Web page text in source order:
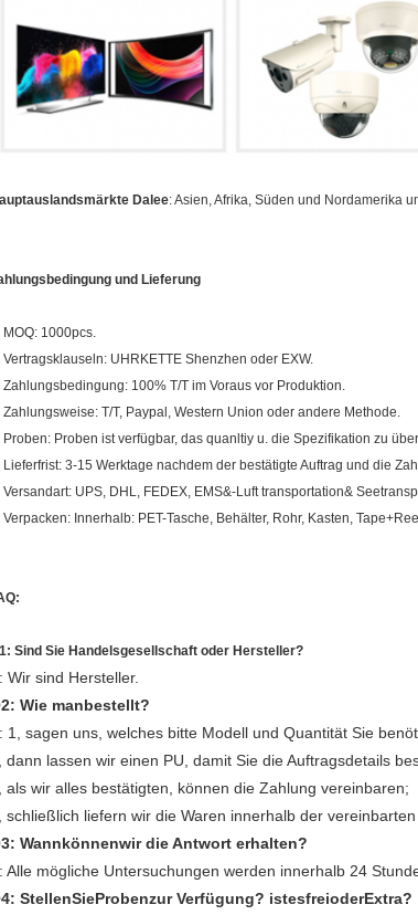
Dalee: Asien, Afrika, Süden und Nordamerika
und Lieferung
MOQ: 1000pcs.
Vertragsklauseln: UHRKETTE Shenzhen oder EXW.
Zahlungsbedingung: 100% T/T im Voraus vor Produktion.
Zahlungsweise: T/T, Paypal, Western Union oder andere Methode.
Proben: Proben ist verfügbar, das quanltiy u. die Spezifikation zu
Lieferfrist: 3-15 Werktage nachdem der bestätigte Auftrag und die
Versandart: UPS, DHL, FEDEX, EMS&-Luft transportation&
Verpacken: Innerhalb: PET-Tasche, Behälter, Rohr, Kasten,
Sind Sie Handelsgesellschaft oder Hersteller?
Wir sind Hersteller.
Wie manbestellt?
1, sagen uns, welches bitte Modell und Quantität Sie
dann lassen wir einen PU, damit Sie die Auftragsdetails
als wir alles bestätigten, können die Zahlung vereinbaren;
schließlich liefern wir die Waren innerhalb der vereinbarten
WannkönnenwirdieAntwort erhalten?
Alle mögliche Untersuchungen werden innerhalb 24
StellenSieProbenzur Verfügung? istesfreioderExtra?